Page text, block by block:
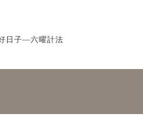
日子—六曜計法